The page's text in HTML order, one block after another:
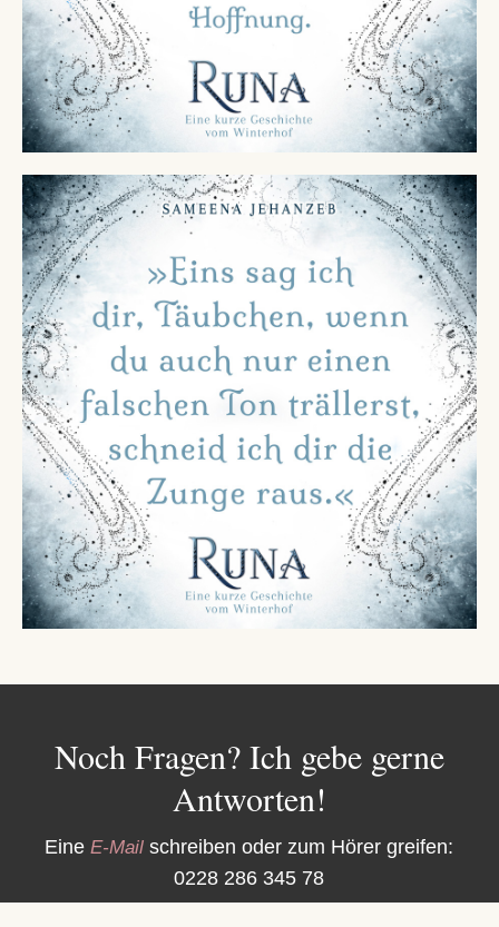
Noch Fragen? Ich gebe gerne
Antworten!
Eine E-Mail schreiben oder zum Hörer greifen:
0228 286 345 78